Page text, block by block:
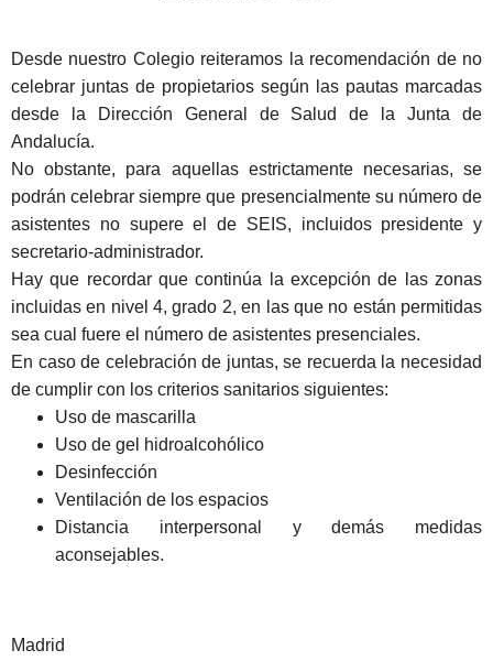
Desde nuestro Colegio reiteramos la recomendación de no
celebrar juntas de propietarios según las pautas marcadas
desde la Dirección General de Salud de la Junta de
Andalucía.
No obstante, para aquellas estrictamente necesarias, se
podrán celebrar siempre que presencialmente su número de
asistentes no supere el de SEIS, incluidos presidente y
secretario-administrador.
Hay que recordar que continúa la excepción de las zonas
incluidas en nivel 4, grado 2,en las que no están permitidas
sea cual fuere el número de asistentes presenciales.
En caso de celebración de juntas, se recuerda la necesidad
de cumplir con los criterios sanitarios siguientes:
Uso de mascarilla
Uso de gel hidroalcohólico
Desinfección
Ventilación de los espacios
Distancia interpersonal
y demás medidas
aconsejables.
Madrid